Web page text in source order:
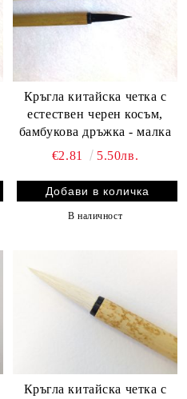
Кръгла китайска четка с
естествен черен косъм,
бамбукова дръжка - малка
€2.81
5.50лв.
В наличност
Кръгла китайска четка с